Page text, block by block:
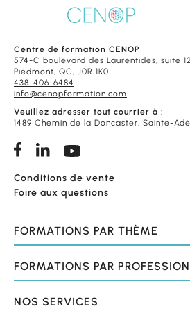
Centre de formation CENOP
574-C boulevard des Laurentides, suite
Piedmont, QC, J0R 1K0
438-406-6484
info@cenopformation.com
Veuillez adresser tout courrier à :
1489 Chemin de la Doncaster, Sainte-
Conditions de vente
Foire aux questions
FORMATIONS PAR THÈME
FORMATIONS PAR PROFESSION
NOS SERVICES